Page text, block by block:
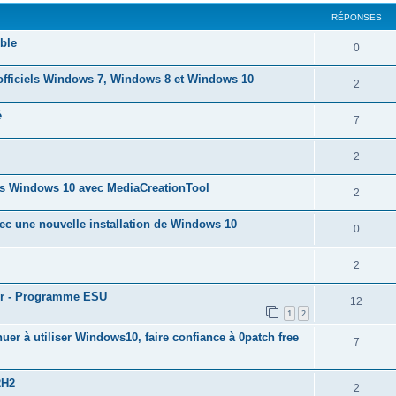
e
s
s
o
n
s
s
p
o
n
s
s
RÉPONSES
0R
é
o
n
s
Windows 7, Windows 8 et Windows 10 2R
é
o
n
s
7R
é
o
n
s
2R
é
o
n
s
Windows 10 avec MediaCreationTool 2R
é
o
n
s
une nouvelle installation de Windows 10 0R
é
o
s
s
2R
é
- Programme ESU
1 2
12
é
o
à utiliser Windows10, faire confiance à 0patch free
7R
p
2R